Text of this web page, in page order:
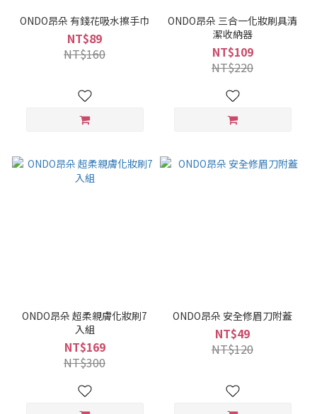
ONDO昂朵 有錢花吸水擦手巾
NT$89
NT$160
ONDO昂朵 三合一化妝刷具清
潔收納器
NT$109
NT$220
ONDO昂朵 超柔親膚化妝刷7
入組
NT$169
NT$300
ONDO昂朵 安全修眉刀附蓋
NT$49
NT$120